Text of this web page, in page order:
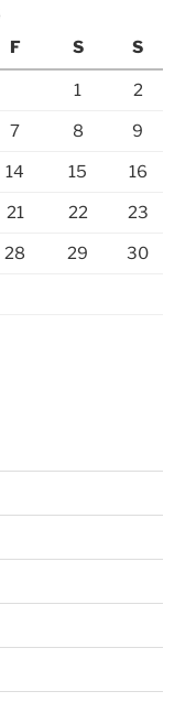
F S S
1 2
7 8 9
14 15 16
21 22 23
28 29 30